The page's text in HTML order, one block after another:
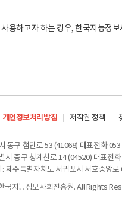
용하고자 하는 경우, 한국지능정
개인정보처리방침 저작권 정책
동구 첨단로 53 (41068) 대표전화
시 중구 청계천로 14 (04520) 대표전
: 제주특별자치도 서귀포시 서호중앙
지능정보사회진흥원. All Rights